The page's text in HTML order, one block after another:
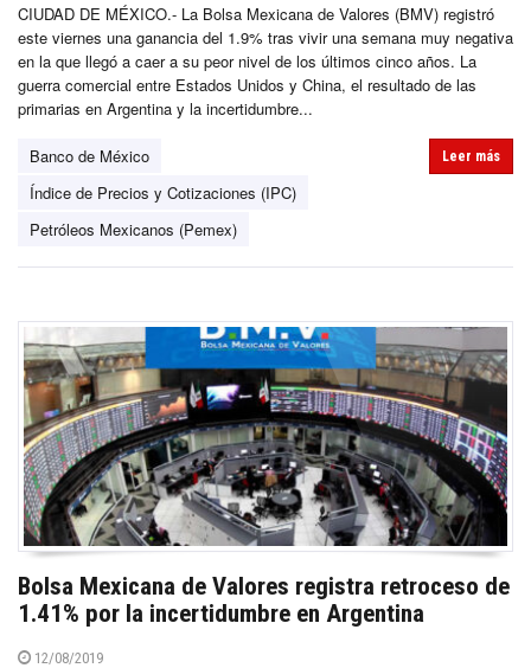
CIUDAD DE MÉXICO.- La Bolsa Mexicana de Valores (BMV) registró
este viernes una ganancia del 1.9% tras vivir una semana muy negativa
en la que llegó a caer a su peor nivel de los últimos cinco años. La
guerra comercial entre Estados Unidos y China, el resultado de las
primarias en Argentina y la incertidumbre...
Banco de México
Índice de Precios y Cotizaciones (IPC)
Petróleos Mexicanos (Pemex)
Leer más
Bolsa Mexicana de Valores registra retroceso de
1.41% por la incertidumbre en Argentina
12/08/2019